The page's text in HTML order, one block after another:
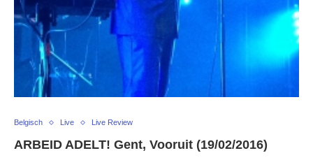
Belgisch Live Live Review
ARBEID ADELT! Gent, Vooruit (19/02/2016)